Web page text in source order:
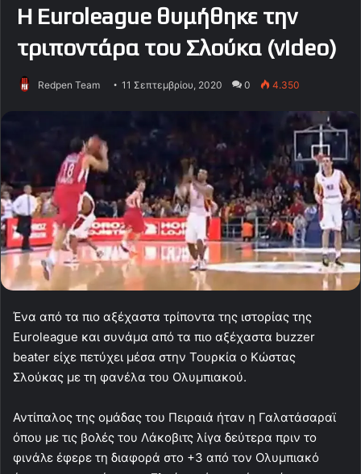
H Euroleague θυμήθηκε την
τριποντάρα του Σλούκα (video)
Redpen Team 11 Σεπτεμβρίου, 2020 0 4.350
Ένα από τα πιο αξέχαστα τρίποντα της ιστορίας της
Euroleague και συνάμα από τα πιο αξέχαστα buzzer
beater είχε πετύχει μέσα στην Τουρκία ο Κώστας
Σλούκας με τη φανέλα του Ολυμπιακού.
Αντίπαλος της ομάδας του Πειραιά ήταν η Γαλατάσαραϊ
όπου με τις βολές του Λάκοβιτς λίγα δεύτερα πριν το
φινάλε έφερε τη διαφορά στο +3 από τον Ολυμπιακό